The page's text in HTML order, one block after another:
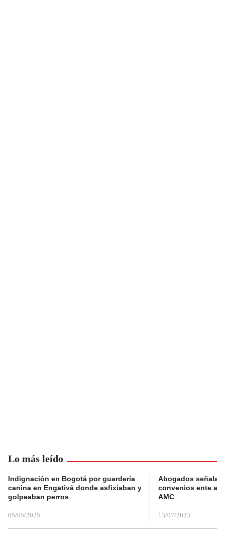
Lo más leído
Indignación en Bogotá por guardería
canina en Engativá donde asfixiaban y
golpeaban perros
05/05/2025
Abogados
convenios ente
AMC
13/07/2023